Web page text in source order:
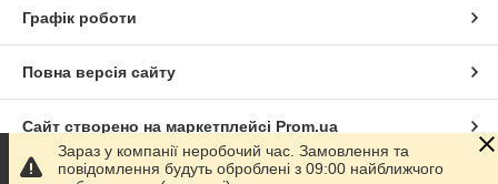
Графік роботи
Повна версія сайту
Сайт створено на маркетплейсі Prom.ua
Зараз у компанії неробочий час. Замовлення та
повідомлення будуть оброблені з 09:00 найближчого